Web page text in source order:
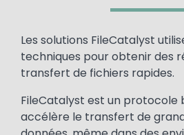
Text
Les solutions FileCatalyst
techniques pour obtenir des
transfert de fichiers rapides.
FileCatalyst est un protocole
accélère le transfert de